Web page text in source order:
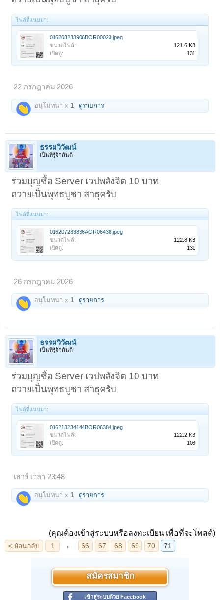
ไฟล์ที่แนบมา:
016203233906BOR00023.jpeg
ขนาดไฟล์:
121.6 KB
เปิดดู:
131
22 กรกฎาคม 2026
อนุโมทนา x 1 ดูรายการ
ธรรมวิวัฒน์
เป็นที่รู้จักกันดี
ร่วมบุญซื้อ Server เวปพลังจิต 10 บาท
ถวายเป็นพุทธบูชา สาธุครับ
ไฟล์ที่แนบมา:
016207233836AOR06438.jpeg
ขนาดไฟล์:
122.8 KB
เปิดดู:
131
26 กรกฎาคม 2026
อนุโมทนา x1 ดูรายการ
ธรรมวิวัฒน์
เป็นที่รู้จักกันดี
ร่วมบุญซื้อ Server เวปพลังจิต 10 บาท
ถวายเป็นพุทธบูชา สาธุครับ
ไฟล์ที่แนบมา:
016213234144BOR06384.jpeg
ขนาดไฟล์:
122.2 KB
เปิดดู:
108
เสาร์ เวลา 23:48
อนุโมทนา x 1 ดูรายการ
(คุณต้องเข้าสู่ระบบหรือลงทะเบียน เพื่อที่จะโพสต์)
สมัครสมาชิก
เข้าสู่ระบบด้วย Facebook